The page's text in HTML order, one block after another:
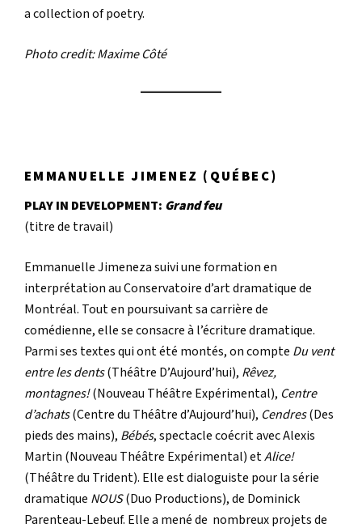
a collection of poetry.
Photo credit: Maxime Côté
EMMANUELLE JIMENEZ (QUÉBEC)
PLAY IN DEVELOPMENT: Grand feu
(titre de travail)
Emmanuelle Jimeneza suivi une formation en
interprétation au Conservatoire d’art dramatique de
Montréal. Tout en poursuivant sa carrière de
comédienne, elle se consacre à l’écriture dramatique.
Parmi ses textes qui ont été montés, on compte Du vent
entre les dents(Théâtre D’Aujourd’hui), Rêvez,
montagnes!(Nouveau Théâtre Expérimental), Centre
d’achats(Centre du Théâtre d’Aujourd’hui), Cendres(Des
pieds des mains), Bébés, spectacle coécrit avec Alexis
Martin (Nouveau Théâtre Expérimental) etAlice!
(Théâtre du Trident). Elle est dialoguiste pour la série
dramatique NOUS(Duo Productions), de Dominick
Parenteau-Lebeuf. Elle a mené de nombreux projets de